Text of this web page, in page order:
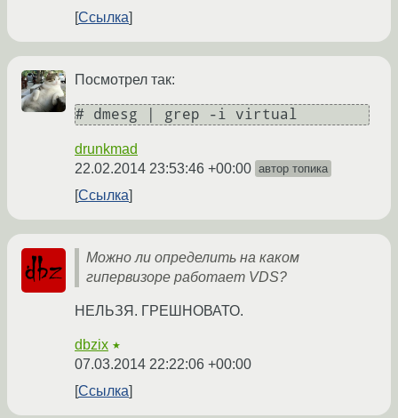
Ссылка
Посмотрел так:
# dmesg | grep -i virtual
drunkmad
22.02.2014 23:53:46 +00:00 автор топика
Ссылка
Можно ли определить на каком
гипервизоре работает VDS?
НЕЛЬЗЯ. ГРЕШНОВАТО.
dbzix ★
07.03.2014 22:22:06 +00:00
Ссылка